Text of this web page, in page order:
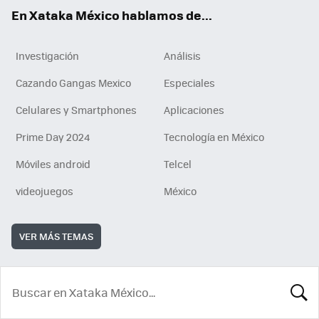
En Xataka México hablamos de...
Investigación
Análisis
Cazando Gangas Mexico
Especiales
Celulares y Smartphones
Aplicaciones
Prime Day 2024
Tecnología en México
Móviles android
Telcel
videojuegos
México
VER MÁS TEMAS